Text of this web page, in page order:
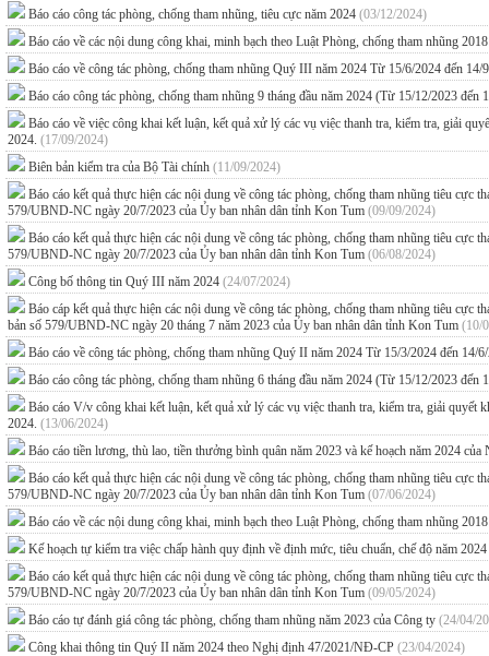
Báo cáo công tác phòng, chống tham nhũng, tiêu cực năm 2024 (03/12/2024)
Báo cáo về các nội dung công khai, minh bạch theo Luật Phòng, chống tham nhũng
Báo cáo về công tác phòng, chống tham nhũng Quý III năm 2024 Từ 15/6/2024 đến 14/
Báo cáo công tác phòng, chống tham nhũng 9 tháng đầu năm 2024 (Từ 15/12/2023 đến
Báo cáo về việc công khai kết luận, kết quả xử lý các vụ việc thanh tra, kiểm tra, giải
2024. (17/09/2024)
Biên bản kiểm tra của Bộ Tài chính (11/09/2024)
Báo cáo kết quả thực hiện các nội dung về công tác phòng, chống tham nhũng tiêu
579/UBND-NC ngày 20/7/2023 của Ủy ban nhân dân tỉnh Kon Tum (09/09/2024)
Báo cáo kết quả thực hiện các nội dung về công tác phòng, chống tham nhũng tiêu
579/UBND-NC ngày 20/7/2023 của Ủy ban nhân dân tỉnh Kon Tum (06/08/2024)
Công bố thông tin Quý III năm 2024 (24/07/2024)
Báo cáp kết quả thực hiện các nội dung về công tác phòng, chống tham nhũng tiêu
bản số 579/UBND-NC ngày 20 tháng 7 năm 2023 của Ủy ban nhân dân tỉnh Kon Tum (10/
Báo cáo về công tác phòng, chống tham nhũng Quý II năm 2024 Từ 15/3/2024 đến 14/
Báo cáo công tác phòng, chống tham nhũng 6 tháng đầu năm 2024 (Từ 15/12/2023 đến
Báo cáo V/v công khai kết luận, kết quả xử lý các vụ việc thanh tra, kiểm tra, giải
2024. (13/06/2024)
Báo cáo tiền lương, thù lao, tiền thưởng bình quân năm 2023 và kế hoạch năm 2024
Báo cáo kết quả thực hiện các nội dung về công tác phòng, chống tham nhũng tiêu
579/UBND-NC ngày 20/7/2023 của Ủy ban nhân dân tỉnh Kon Tum (07/06/2024)
Báo cáo về các nội dung công khai, minh bạch theo Luật Phòng, chống tham nhũng
Kế hoạch tự kiểm tra việc chấp hành quy định về định mức, tiêu chuẩn, chế độ năm 2024
Báo cáo kết quả thực hiện các nội dung về công tác phòng, chống tham nhũng tiêu
579/UBND-NC ngày 20/7/2023 của Ủy ban nhân dân tỉnh Kon Tum (09/05/2024)
Báo cáo tự đánh giá công tác phòng, chống tham nhũng năm 2023 của Công ty (24/04/
Công khai thông tin Quý II năm 2024 theo Nghị định 47/2021/NĐ-CP (23/04/2024)